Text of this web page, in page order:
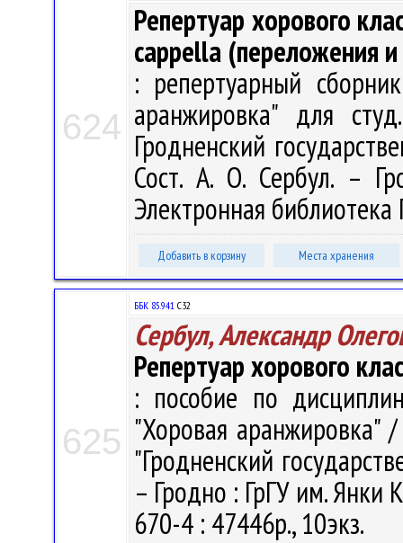
624
Репертуар хорового
cappella (переложения
: репертуарный
аранжировка" для
Гродненский
Сост. А. О. Сербул. –
Электронная библиотека
Добавить в корзину Места хранения
625
ББК 85.941 С32
Сербул, Александр
Репертуар хорового
: пособие по
"Хоровая аранжировка"
"Гродненский
– Гродно : ГрГУ им. Янки
670-4 : 47446р., 10экз.